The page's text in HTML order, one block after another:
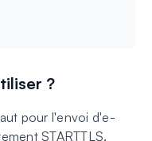
?
pour l'envoi d'e-
STARTTLS.